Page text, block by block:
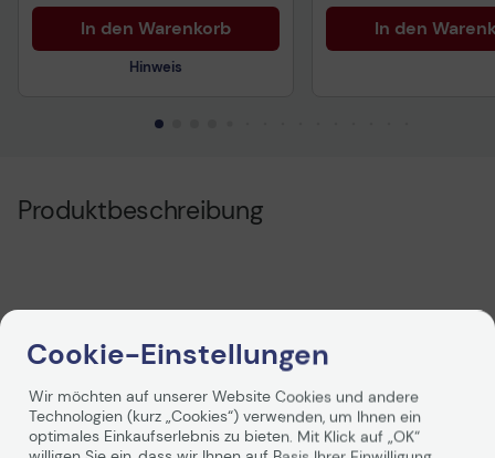
In den Warenkorb
Hinweis
gemäß der EU-
Datenverordnung
In den
Produktbeschreibung
Technische Daten
Cookie-Einstellungen
Wir möchten auf unserer Website Cookies und andere
Technologien (kurz „Cookies“) verwenden, um Ihnen ein
optimales Einkaufserlebnis zu bieten. Mit Klick auf „OK“